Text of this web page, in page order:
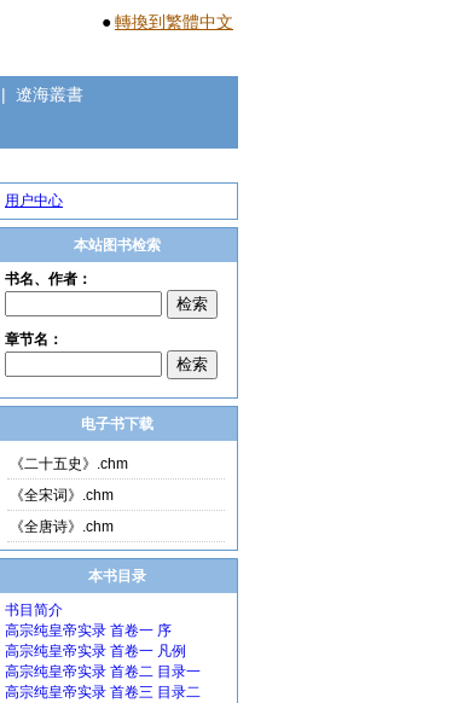
●轉換到繁體中文
| 遼海叢書
用户中心
本站图书检索
电子书下载
《二十五史》.chm
《全宋词》.chm
《全唐诗》.chm
本书目录
书目简介
高宗纯皇帝实录 首卷一 序
高宗纯皇帝实录 首卷一 凡例
高宗纯皇帝实录 首卷二 目录一
高宗纯皇帝实录 首卷三 目录二